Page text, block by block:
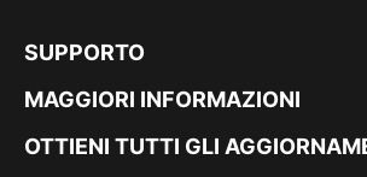
SUPPORTO
MAGGIORI INFORMAZIONI
OTTIENI TUTTI GLI